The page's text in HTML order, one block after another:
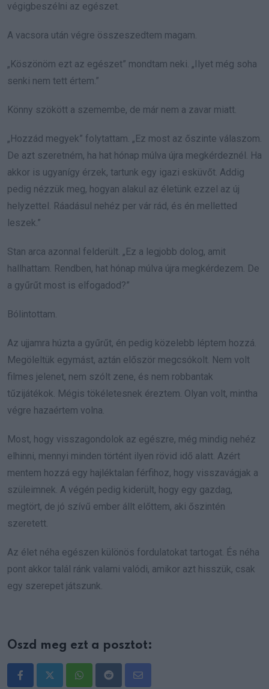
végigbeszélni az egészet.
A vacsora után végre összeszedtem magam.
„Köszönöm ezt az egészet” mondtam neki. „Ilyet még soha
senki nem tett értem.”
Könny szökött a szemembe, de már nem a zavar miatt.
„Hozzád megyek” folytattam. „Ez most az őszinte válaszom.
De azt szeretném, ha hat hónap múlva újra megkérdeznél. Ha
akkor is ugyanígy érzek, tartunk egy igazi esküvőt. Addig
pedig nézzük meg, hogyan alakul az életünk ezzel az új
helyzettel. Ráadásul nehéz per vár rád, és én melletted
leszek.”
Stan arca azonnal felderült. „Ez a legjobb dolog, amit
hallhattam. Rendben, hat hónap múlva újra megkérdezem. De
a gyűrűt most is elfogadod?”
Bólintottam.
Az ujjamra húzta a gyűrűt, én pedig közelebb léptem hozzá.
Megöleltük egymást, aztán először megcsókolt. Nem volt
filmes jelenet, nem szólt zene, és nem robbantak
tűzijátékok. Mégis tökéletesnek éreztem. Olyan volt, mintha
végre hazaértem volna.
Most, hogy visszagondolok az egészre, még mindig nehéz
elhinni, mennyi minden történt ilyen rövid idő alatt. Azért
mentem hozzá egy hajléktalan férfihoz, hogy visszavágjak a
szüleimnek. A végén pedig kiderült, hogy egy gazdag,
megtört, de jó szívű ember állt előttem, aki őszintén
szeretett.
Az élet néha egészen különös fordulatokat tartogat. És néha
pont akkor talál ránk valami valódi, amikor azt hisszük, csak
egy szerepet játszunk.
Oszd meg ezt a posztot:
WhatsappRedditShare